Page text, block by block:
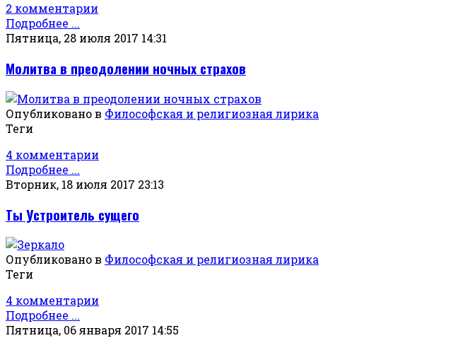
2 комментарии
Подробнее ...
Пятница, 28 июля 2017 14:31
Молитва в преодолении ночных страхов
Опубликовано в Философская и религиозная лирика
Теги
4 комментарии
Подробнее ...
Вторник, 18 июля 2017 23:13
Ты Устроитель сущего
Опубликовано в Философская и религиозная лирика
Теги
4 комментарии
Подробнее ...
Пятница, 06 января 2017 14:55